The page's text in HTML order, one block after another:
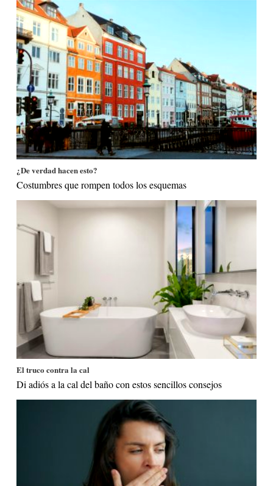
¿De verdad hacen esto?
Costumbres que rompen todos los esquemas
El truco contra la cal
Di adiós a la cal del baño con estos sencillos consejos